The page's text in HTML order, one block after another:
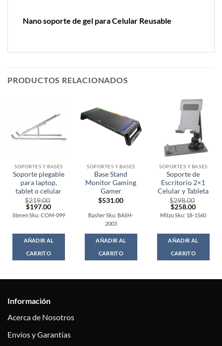
Nano soporte de gel para Celular Reusable
PRODUCTOS RELACIONADOS
SOPORTES Y BASES
Soporte plegable
para laptop,
tablet o celular
$219.00
Original
price
was:
$197.00Current
price
is:
Steren Sku: COM-099
AÑADIR AL
CARRITO
SOPORTES Y BASES
Base Stand
Monitor Gaming
Gamer
$531.00
Basher Sku: BASH-
2003
AÑADIR AL
CARRITO
SOPORTES Y BASES
Soporte de
Escritorio 2×1
Celular y Tableta
$298.00
Original
price
was:
$258.00Current
price
is:
Mitzu Sku: 18-1560
AÑADIR AL
CARRITO
Información
Acerca de Nosotros
Envíos y Garantías